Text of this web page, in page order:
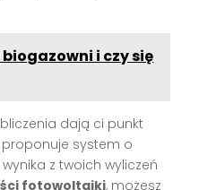
i czy się
dają ci punkt
system o
z twoich wyliczeń
fotowoltaiki, możesz